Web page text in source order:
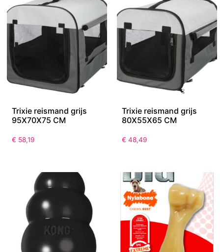
Trixie reismand grijs
95X70X75 CM
€ 58,19
Trixie reismand grijs
80X55X65 CM
€ 48,49